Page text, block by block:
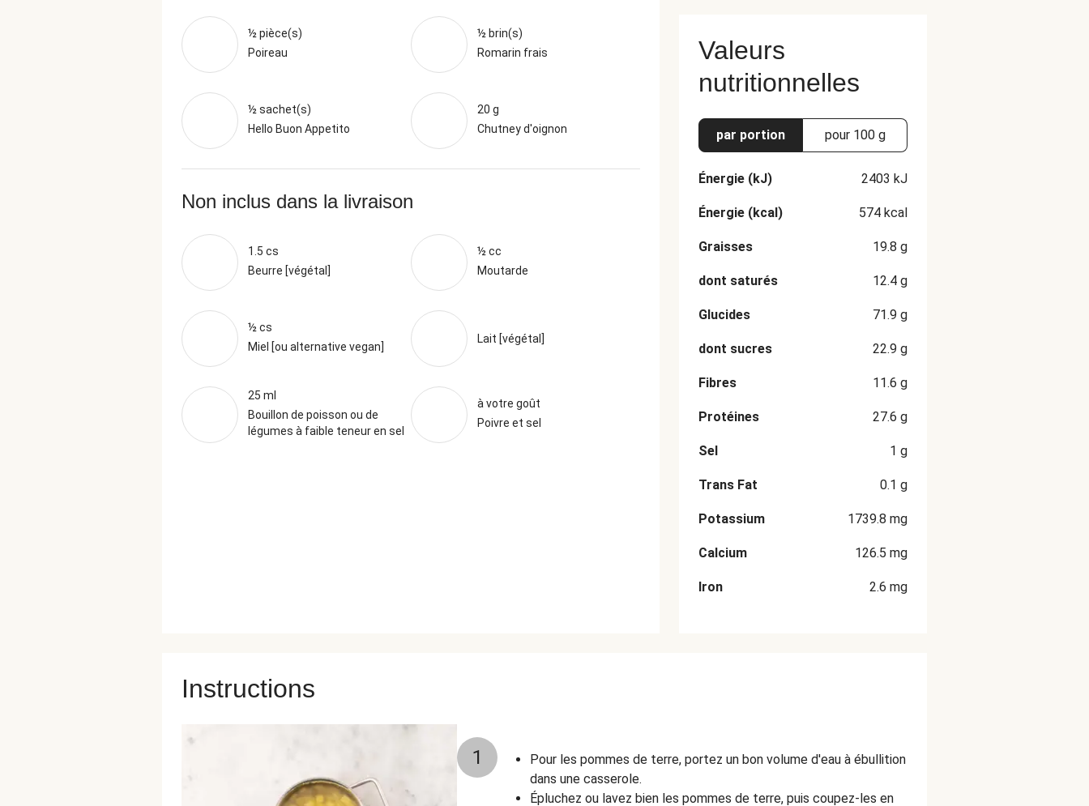
½ pièce(s)
Poireau
½ brin(s)
Romarin frais
½ sachet(s)
Hello Buon Appetito
20 g
Chutney d'oignon
Non inclus dans la livraison
1.5 cs
Beurre [végétal]
½ cc
Moutarde
½ cs
Miel [ou alternative vegan]
Lait [végétal]
25 ml
Bouillon de poisson ou de
légumes à faible teneur en sel
à votre goût
Poivre et sel
Valeurs
nutritionnelles
par portion pour 100 g
Énergie (kJ) 2403 kJ
Énergie (kcal) 574 kcal
Graisses 19.8 g
dont saturés 12.4 g
Glucides 71.9 g
dont sucres 22.9 g
Fibres 11.6 g
Protéines 27.6 g
Sel 1 g
Trans Fat 0.1 g
Potassium 1739.8 mg
Calcium 126.5 mg
Iron 2.6 mg
Instructions
1
Pour les pommes de terre, portez un bon volume d'eau à ébullition
dans une casserole.
Épluchez ou lavez bien les pommes de terre, puis coupez-les en